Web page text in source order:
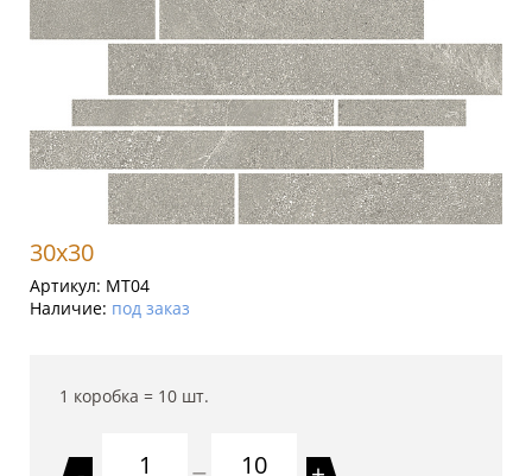
30x30
Артикул: MT04
Наличие: под заказ
1 коробка = 10 шт.
10